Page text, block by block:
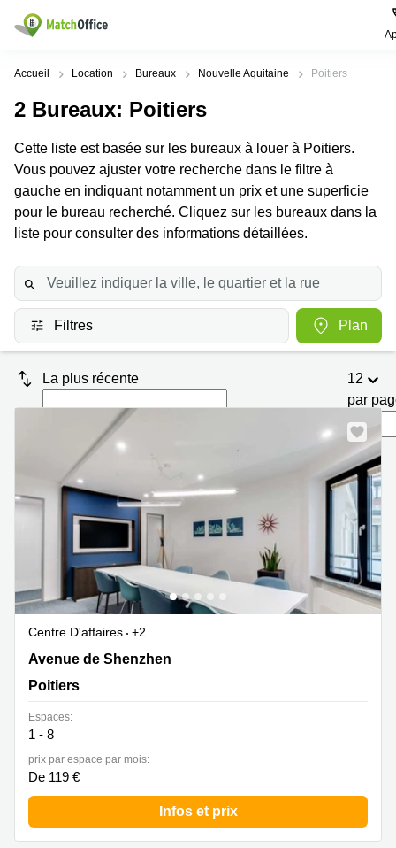
Rechercher / publier
Pages
produits
Bureau
Centre
d’affaires
Salles
de
réunion
Bureau
virtuel
Villes
Paris
Lille
Lyon
Marseille
Nantes
Toulouse
Nice
Strasbourg
Recherches
Centres
d'affaires
Location
Lille
Coworking
Paris
Lyon
Coworking
Toulouse
Coworking
Toulouse
Centres
d'affaires
Lyon
bureaux
Paris
Centre
d'affaires
Montpellier
Aide
Qui sommes-nous?
Publier un local
Connexion
Accueil Location Bureaux Nouvelle Aquitaine Poitiers
2 Bureaux: Poitiers
Cette liste est basée sur les bureaux à louer à Poitiers.
Vous pouvez ajuster votre recherche dans le filtre à
gauche en indiquant notamment un prix et une superficie
pour le bureau recherché. Cliquez sur les bureaux dans la
liste pour consulter des informations détaillées.
Filtres Plan
La plus récente
12
par
Centre D'affaires
+2
8 Avenue de Shenzhen, Poitiers
Avenue de Shenzhen
Poitiers
Espaces:
1 - 8
prix par espace par mois:
De 119 €
Infos et prix